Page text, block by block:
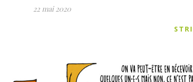
22 mai 2020